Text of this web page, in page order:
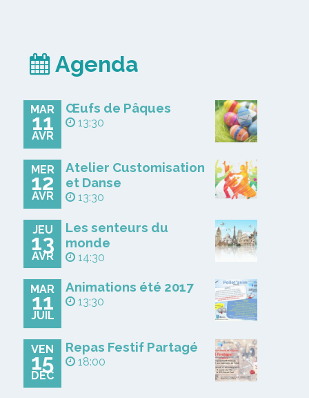
Agenda
MAR
11
AVR
Œufs de Pâques
13:30
MER
12
AVR
Atelier Customisation
et Danse
13:30
JEU
13
AVR
Les senteurs du
monde
14:30
MAR
11
JUIL
Animations été 2017
13:30
VEN
15
DÉC
Repas Festif Partagé
18:00